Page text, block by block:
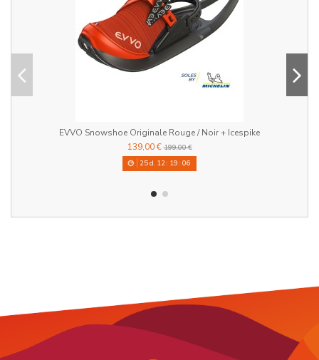
EVVO Snowshoe Originale Rouge / Noir + Icespike
139,00 €199,00 €
25d. 12: 19 :05